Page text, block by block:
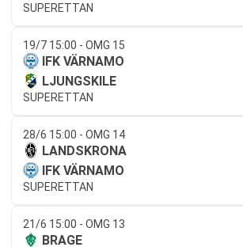
SUPERETTAN
19/7 15:00 - OMG 15
IFK VÄRNAMO
LJUNGSKILE
SUPERETTAN
28/6 15:00 - OMG 14
LANDSKRONA
IFK VÄRNAMO
SUPERETTAN
21/6 15:00 - OMG 13
BRAGE